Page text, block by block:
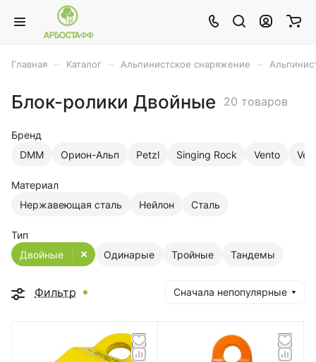
Главная Каталог Альпинистское снаряжение
Блок-ролики Двойные 20 товаров
Бренд
DMM
Орион-Альп Petzl Singing Rock Vento
Материал
Нержавеющая сталь
Нейлон Сталь
Тип
Одинарые
Двойные Тройные Тандемы
Фильтр Сначала непопулярные